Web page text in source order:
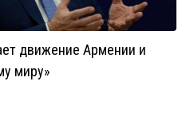
движение Армении и
миру»